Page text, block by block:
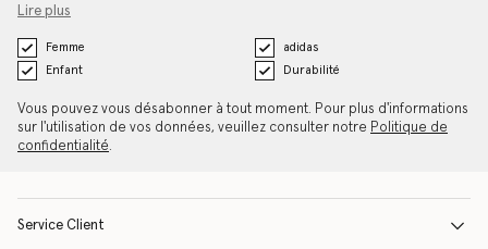
Lire plus
Femme
adidas
Enfant
Durabilité
Vous pouvez vous désabonner à tout moment. Pour plus d'informations
sur l'utilisation de vos données, veuillez consulter notre Politique de
confidentialité.
Service Client